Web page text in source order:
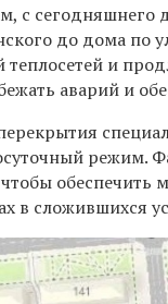
с сегодняшнего
до дома по
теплосетей и
аварий и
режим.
обеспечить
в сложившихся